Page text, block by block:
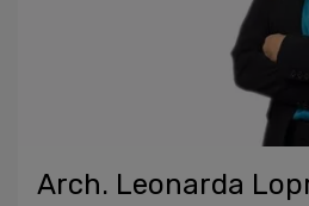
Arch. Leonarda